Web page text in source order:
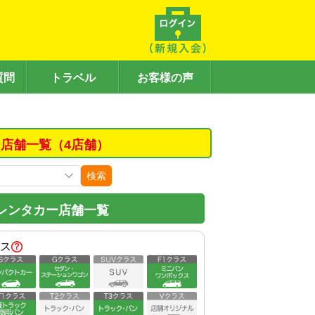
問 トラベル お客様の声
舗一覧（4店舗）
検索
ンタカー店舗一覧